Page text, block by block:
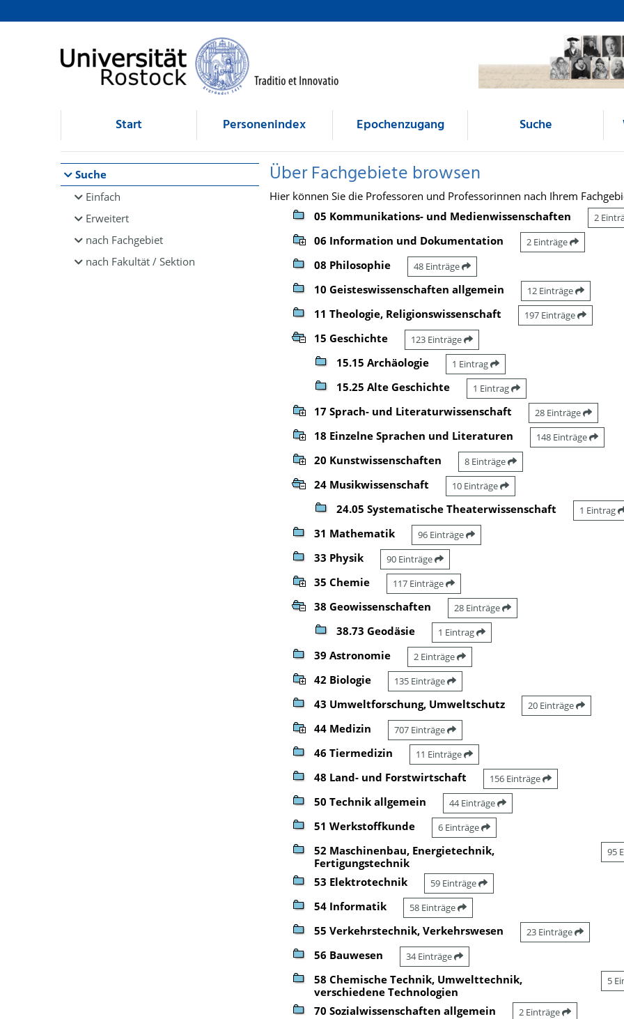
Browsen
direkt zum Inhalt
Start Personenindex Epochenzugang Suche
Suche
Einfach
Erweitert
nach Fachgebiet
nach Fakultät / Sektion
Über Fachgebiete browsen
Hier können Sie die Professoren und Professorinnen nach Ihrem
05 Kommunikations- und Medienwissenschaften
2
06 Information und Dokumentation 2 Einträge
08 Philosophie 48 Einträge
10 Geisteswissenschaften allgemein 12 Einträge
11 Theologie, Religionswissenschaft 197 Einträge
15 Geschichte 123 Einträge
15.15 Archäologie 1 Eintrag
15.25 Alte Geschichte 1 Eintrag
17 Sprach- und Literaturwissenschaft 28 Einträge
18 Einzelne Sprachen und Literaturen 148 Einträge
20 Kunstwissenschaften 8 Einträge
24 Musikwissenschaft 10 Einträge
24.05 Systematische Theaterwissenschaft 1 Eintrag
31 Mathematik 96 Einträge
33 Physik 90 Einträge
35 Chemie 117 Einträge
38 Geowissenschaften 28 Einträge
38.73 Geodäsie 1 Eintrag
39 Astronomie 2 Einträge
42 Biologie 135 Einträge
43 Umweltforschung, Umweltschutz 20 Einträge
44 Medizin 707 Einträge
46 Tiermedizin 11 Einträge
48 Land- und Forstwirtschaft 156 Einträge
50 Technik allgemein 44 Einträge
51 Werkstoffkunde 6 Einträge
52 Maschinenbau, Energietechnik,
Fertigungstechnik
95
53 Elektrotechnik 59 Einträge
54 Informatik 58 Einträge
55 Verkehrstechnik, Verkehrswesen 23 Einträge
56 Bauwesen 34 Einträge
58 Chemische Technik, Umwelttechnik,
verschiedene Technologien
5
70 Sozialwissenschaften allgemein 2 Einträge